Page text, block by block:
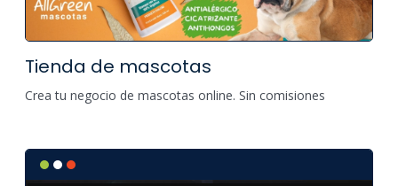
Tienda de mascotas
Crea tu negocio de mascotas online. Sin comisiones